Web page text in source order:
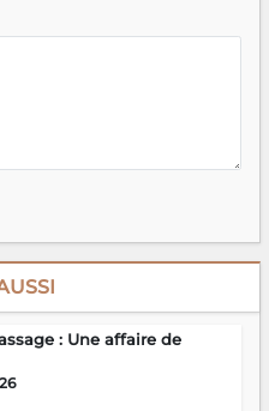
: Une affaire de